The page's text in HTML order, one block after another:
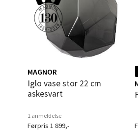
MAGNOR
Iglo vase stor 22 cm
askesvart
1 anmeldelse
Førpris 1 899,-